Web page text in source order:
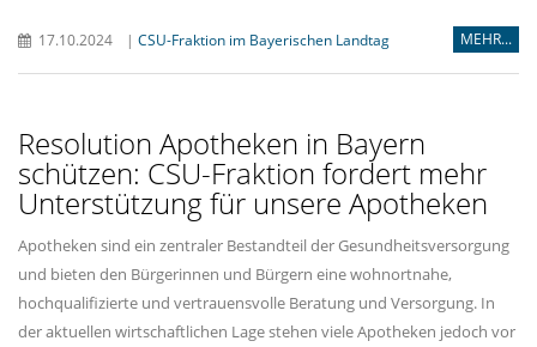
17.10.2024 | CSU-Fraktion im Bayerischen Landtag MEHR...
Resolution Apotheken in Bayern
schützen: CSU-Fraktion fordert mehr
Unterstützung für unsere Apotheken
Apotheken sind ein zentraler Bestandteil der Gesundheitsversorgung
und bieten den Bürgerinnen und Bürgern eine wohnortnahe,
hochqualifizierte und vertrauensvolle Beratung und Versorgung. In
der aktuellen wirtschaftlichen Lage stehen viele Apotheken jedoch vor